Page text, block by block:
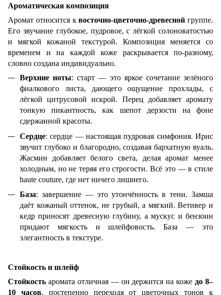
Ароматическая композиция
Аромат относится квосточно-цветочно-древесной группе.
Его звучание глубокое, пудровое, с лёгкой солоноватостью
и мягкой кожаной текстурой. Композиция меняется со
временем и на каждой коже раскрывается по-разному,
словно создана индивидуально.
Верхние ноты: старт — это яркое сочетание зелёного
фиалкового листа, дающего ощущение прохлады, с
лёгкой цитрусовой искрой. Перец добавляет аромату
тонкую пикантность, как шепот дерзости на фоне
сдержанной красоты.
Сердце: сердце — настоящая пудровая симфония. Ирис
звучит глубоко и благородно, создавая бархатную вуаль.
Жасмин добавляет белого света, делая аромат менее
холодным, но не теряя его строгости. Всё это — в стиле
haute couture, где нет ничего лишнего.
База: завершение — это утончённость в тени. Замша
даёт кожаный оттенок, не грубый, а мягкий. Ветивер и
кедр приносят древесную глубину, а мускус и бензоин
придают мягкость и шлейфовость. База — это
элегантность в текстуре.
Стойкость и шлейф
Стойкость аромата отличная — он держится на коже до 8–
10 часов, постепенно переходя от цветочных тонов к